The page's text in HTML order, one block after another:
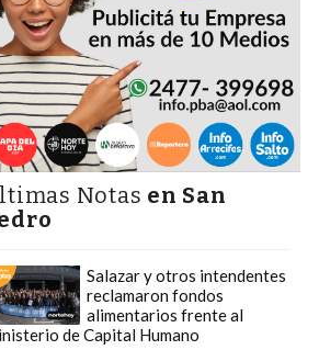
Notas en San
Salazar y otros intendentes
reclamaron fondos
alimentarios frente al
de Capital Humano